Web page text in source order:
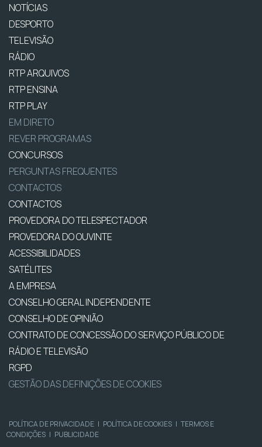
NOTÍCIAS
DESPORTO
TELEVISÃO
RÁDIO
RTP ARQUIVOS
RTP ENSINA
RTP PLAY
EM DIRETO
REVER PROGRAMAS
CONCURSOS
PERGUNTAS FREQUENTES
CONTACTOS
CONTACTOS
PROVEDORA DO TELESPECTADOR
PROVEDORA DO OUVINTE
ACESSIBILIDADES
SATÉLITES
A EMPRESA
CONSELHO GERAL INDEPENDENTE
CONSELHO DE OPINIÃO
CONTRATO DE CONCESSÃO DO SERVIÇO PÚBLICO DE
RÁDIO E TELEVISÃO
RGPD
GESTÃO DAS DEFINIÇÕES DE COOKIES
POLÍTICA DE PRIVACIDADE | POLÍTICA DE COOKIES | TERMOS E
CONDIÇÕES | PUBLICIDADE